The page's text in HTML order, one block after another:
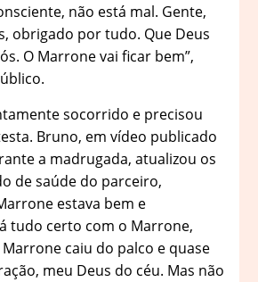
não está mal. Gente,
obrigado por tudo. Que Deus
O Marrone vai ficar bem”,
socorrido e precisou
Bruno, em vídeo publicado
a madrugada, atualizou os
de saúde do parceiro,
estava bem e
tudo certo com o Marrone,
Marrone caiu do palco e quase
meu Deus do céu. Mas não